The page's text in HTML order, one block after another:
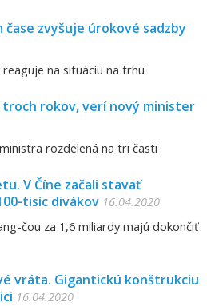
zvyšuje úrokové sadzby
na situáciu na trhu
troch rokov, verí nový minister
rozdelená na tri časti
V Číne začali stavať
tisíc divákov 16.04.2020
čou za 1,6 miliardy majú dokončiť
vráta. Gigantickú konštrukciu
16.04.2020